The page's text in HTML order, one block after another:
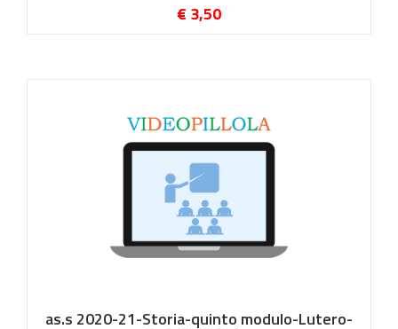
€ 3,50
as.s 2020-21-Storia-quinto modulo-Lutero-